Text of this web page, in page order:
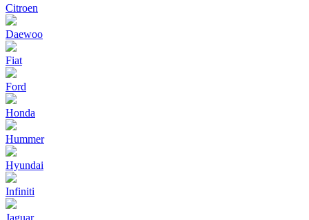
Citroen
Daewoo
Fiat
Ford
Honda
Hummer
Hyundai
Infiniti
Jaguar